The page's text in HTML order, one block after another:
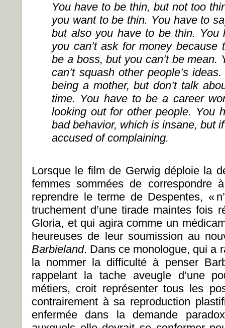
You have to be thin, but not too
you want to be thin. You have to
but also you have to be thin. You
you can’t ask for money because
be a boss, but you can’t be mean.
can’t squash other people’s ideas.
being a mother, but don’t talk
time. You have to be a career
looking out for other people. You
bad behavior, which is insane, but
accused of complaining.
Lorsque le film de Gerwig déploie la
femmes sommées de correspondre
reprendre le terme de Despentes, «
truchement d’une tirade maintes fois
Gloria, et qui agira comme un
heureuses de leur soumission au
Barbieland. Dans ce monologue, qui a
la nommer la difficulté à penser
rappelant la tache aveugle d’une
métiers, croit représenter tous les
contrairement à sa reproduction
enfermée dans la demande